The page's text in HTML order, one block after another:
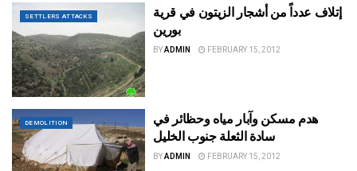
SETTLERS ATTACKS
إتلاف عدداً من أشجار الزيتون في قرية
بورين
BYADMIN FEBRUARY 15, 2012
DEMOLITION
هدم مسكن وآبار مياه وحظائر في
سادة الثعلة جنوب الخليل
BYADMIN FEBRUARY 15, 2012